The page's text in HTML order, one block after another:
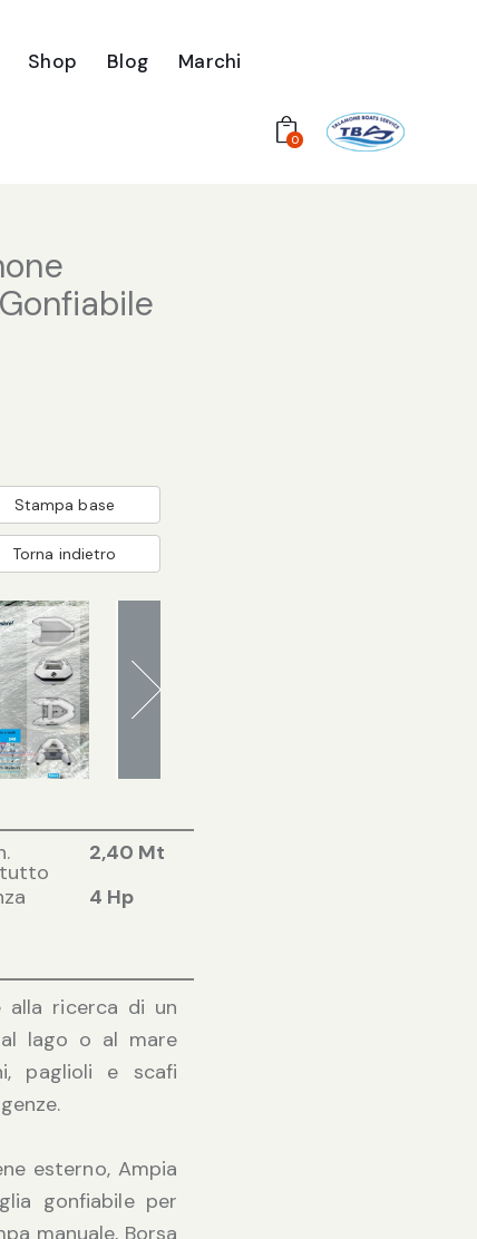
Shop Blog Marchi
0
Stampa base
Torna indietro
2,40 Mt
4 Hp
alla ricerca di un
lago o al mare
paglioli e scafi
esterno, Ampia
gonfiabile per
manuale, Borsa